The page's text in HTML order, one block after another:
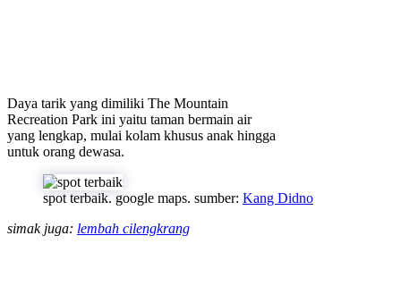
Daya tarik yang dimiliki The Mountain
Recreation Park ini yaitu taman bermain air
yang lengkap, mulai kolam khusus anak hingga
untuk orang dewasa.
spot terbaik. google maps. sumber: Kang Didno
simak juga: lembah cilengkrang